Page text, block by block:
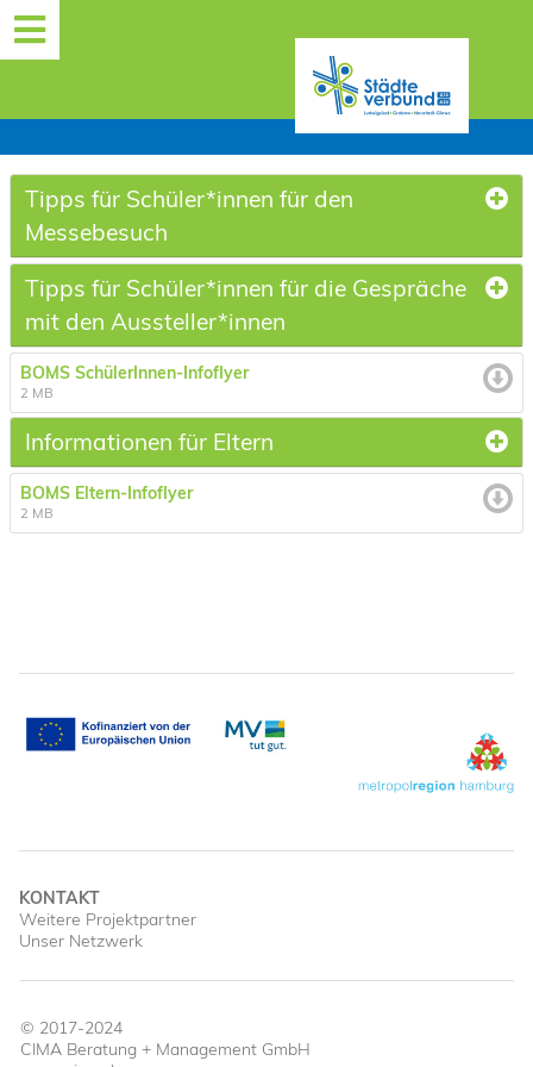
MENÜ
Tipps für Schüler*innen für den
Messebesuch
Tipps für Schüler*innen für die Gespräche
mit den Aussteller*innen
BOMS SchülerInnen-Infoflyer
2 MB
Informationen für Eltern
BOMS Eltern-Infoflyer
2 MB
KONTAKT
Weitere Projektpartner
Unser Netzwerk
© 2017-2024
CIMA Beratung + Management GmbH